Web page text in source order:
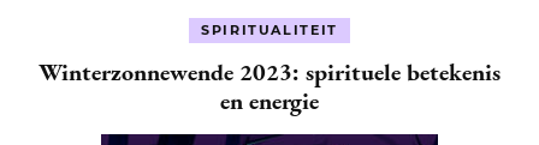
SPIRITUALITEIT
Winterzonnewende 2023: spirituele betekenis
en energie